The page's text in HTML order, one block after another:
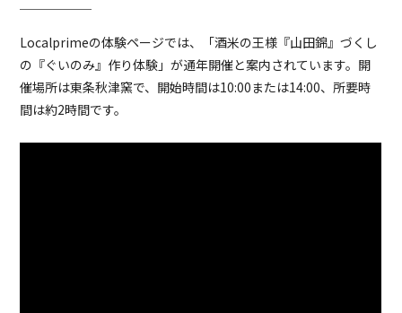
Localprimeの体験ページでは、「酒米の王様『山田錦』づくし
の『ぐいのみ』作り体験」が通年開催と案内されています。開
催場所は東条秋津窯で、開始時間は10:00または14:00、所要時
間は約2時間です。